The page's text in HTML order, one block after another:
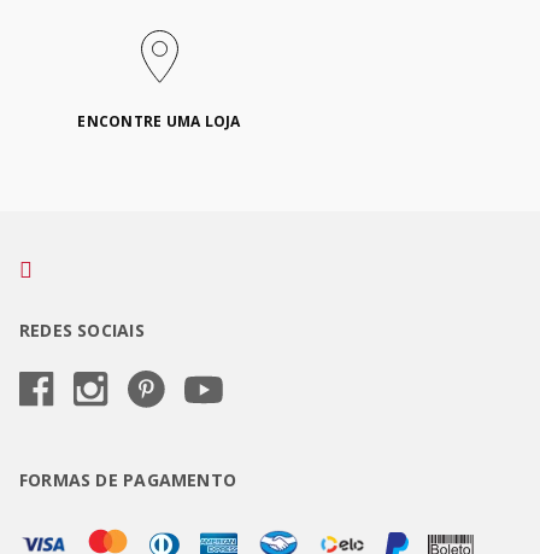
ENCONTRE UMA LOJA
REDES SOCIAIS
FORMAS DE PAGAMENTO